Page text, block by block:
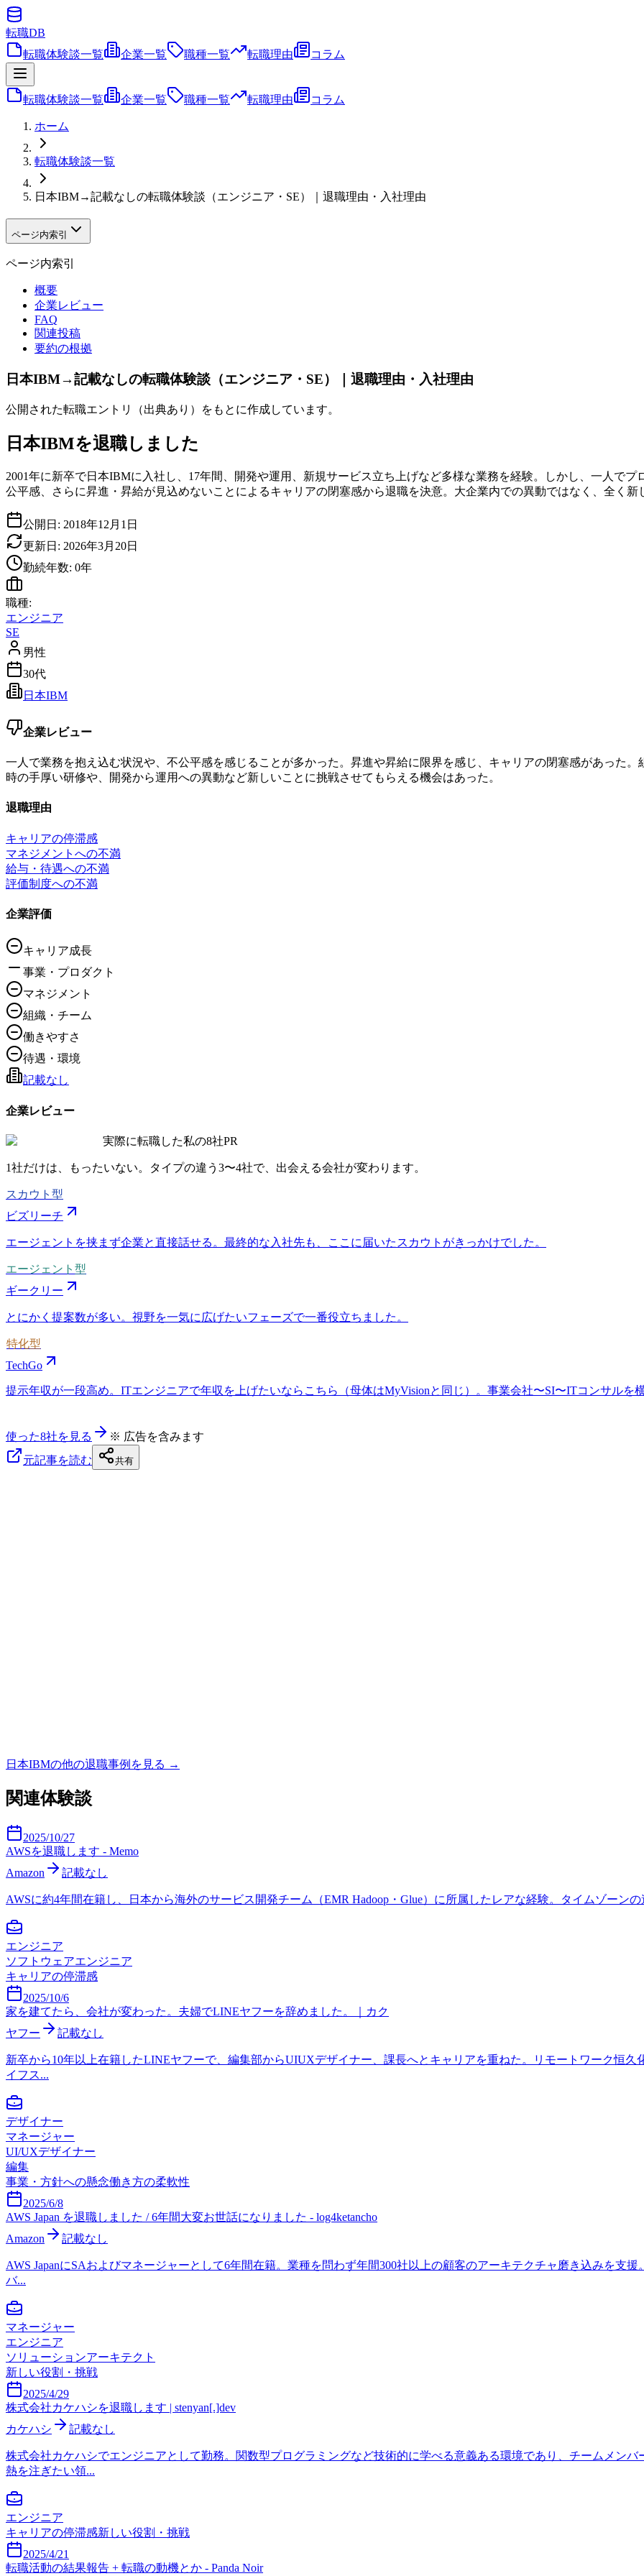
転職DB
転職体験談一覧
企業一覧 職種一覧 転職理由 コラム
転職体験談一覧 企業一覧 職種一覧 転職理由 コラム
ホーム
転職体験談一覧
日本IBM→記載なしの転職体験談（エンジニア・SE）｜退職理由・入社理由
ページ内索引
ページ内索引
概要
企業レビュー
FAQ
関連投稿
要約の根拠
日本IBM→記載なしの転職体験談（エンジニア・SE）｜退職理由・入社理由
公開された転職エントリ（出典あり）をもとに作成しています。
日本IBMを退職しました
2001年に新卒で日本IBMに入社し、17年間、開発や運用、新規サービス立ち上げなど多様な業務を経験。しかし、一人で
公平感、さらに昇進・昇給が見込めないことによるキャリアの閉塞感から退職を決意。大企業内での異動ではなく、全く新
公開日: 2018年12月1日
更新日: 2026年3月20日
勤続年数: 0年
職種:
エンジニア
SE
男性
30代
日本IBM
企業レビュー
一人で業務を抱え込む状況や、不公平感を感じることが多かった。昇進や昇給に限界を感じ、キャリアの閉塞感があった
時の手厚い研修や、開発から運用への異動など新しいことに挑戦させてもらえる機会はあった。
退職理由
キャリアの停滞感
マネジメントへの不満
給与・待遇への不満
評価制度への不満
企業評価
キャリア成長
事業・プロダクト
マネジメント
組織・チーム
働きやすさ
待遇・環境
記載なし
企業レビュー
実際に転職した私の8社PR
1社だけは、もったいない。タイプの違う 3〜4社で、出会える会社が変わります。
スカウト型
ビズリーチ
エージェントを挟まず企業と直接話せる。最終的な入社先も、ここに届いたスカウトがきっかけでした。
エージェント型
ギークリー
とにかく提案数が多い。視野を一気に広げたいフェーズで一番役立ちました。
特化型
TechGo
提示年収が一段高め。ITエンジニアで年収を上げたいならこちら（母体はMyVisionと同じ）。事業会社〜SI〜ITコンサルを横
使った8社を見る
※ 広告を含みます
元記事を読む
共有
日本IBMの他の退職事例を見る →
関連体験談
2025/10/27
AWSを退職します - Memo
Amazon
記載なし
AWSに約4年間在籍し、日本から海外のサービス開発チーム（EMR Hadoop・Glue）に所属したレアな経験。タイムゾーン
エンジニア
ソフトウェアエンジニア
キャリアの停滞感
2025/10/6
家を建てたら、会社が変わった。夫婦でLINEヤフーを辞めました。｜カク
ヤフー
記載なし
新卒から10年以上在籍したLINEヤフーで、編集部からUIUXデザイナー、課長へとキャリアを重ねた。リモートワーク恒
イフス...
デザイナー
マネージャー
UI/UXデザイナー
編集
事業・方針への懸念働き方の柔軟性
2025/6/8
AWS Japan を退職しました / 6年間大変お世話になりました - log4ketancho
Amazon
記載なし
AWS JapanにSAおよびマネージャーとして6年間在籍。業種を問わず年間300社以上の顧客のアーキテクチャ磨き込みを支
バ...
マネージャー
エンジニア
ソリューションアーキテクト
新しい役割・挑戦
2025/4/29
株式会社カケハシを退職します | stenyan[.]dev
カケハシ
記載なし
株式会社カケハシでエンジニアとして勤務。関数型プログラミングなど技術的に学べる意義ある環境であり、チームメン
熱を注ぎたい領...
エンジニア
キャリアの停滞感新しい役割・挑戦
2025/4/21
転職活動の結果報告 + 転職の動機とか - Panda Noir